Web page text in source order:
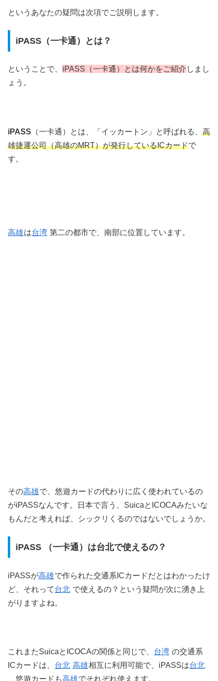
というあなたの疑問は次項でご説明します。
iPASS（一卡通）とは？
ということで、 iPASS（一卡通）とは何かをご紹介 しまし
ょう。
iPASS （一卡通）とは、「イッカートン」と呼ばれる、 高
雄捷運公司（高雄のMRT）が発行しているICカードで
す。
高雄は台湾 第二の都市で、南部に位置しています。
その高雄で、悠遊カードの代わりに広く使われているの
がiPASSなんです。日本で言う、SuicaとICOCAみたいな
もんだと考えれば、シックリくるのではないでしょうか。
iPASS （一卡通）は台北で使えるの？
iPASSが高雄で作られた交通系ICカードだとはわかったけ
ど、それって台北 で使えるの？という疑問が次に湧き上
がりますよね。
これまたSuicaとICOCAの関係と同じで、 台湾 の交通系
ICカードは、 台北 高雄相互に利用可能で、iPASSは台北
、悠遊カードも高雄でそれぞれ使えます。